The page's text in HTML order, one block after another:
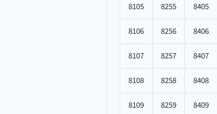
8105 8255 8405
8106 8256 8406
8107 8257 8407
8108 8258 8408
8109 8259 8409